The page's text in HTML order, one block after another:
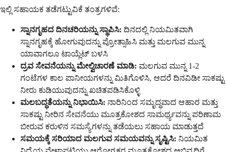
ಇಲ್ಲಿ ಸಹಾಯಕ ತಡೆಗಟ್ಟುವಿಕೆ ತಂತ್ರಗಳಿವೆ:
ಸ್ನಾನಗೃಹದ ದಿನಚರಿಯನ್ನು ಸ್ಥಾಪಿಸಿ: ದಿನದಲ್ಲಿ ನಿಯಮಿತವಾಗಿ
ಸ್ನಾನಗೃಹಕ್ಕೆ ಹೋಗುವುದನ್ನು ಪ್ರೋತ್ಸಾಹಿಸಿ ಮತ್ತು ಮಲಗುವ ಮುನ್ನ
ಯಾವಾಗಲೂ ಟಾಯ್ಲೆಟ್ ಬಳಸಿ
ದ್ರವ ಸೇವನೆಯನ್ನು ಮೇಲ್ವಿಚಾರಣೆ ಮಾಡಿ: ಮಲಗುವ ಮುನ್ನ 1-2
ಗಂಟೆಗಳ ಕಾಲ ಪಾನೀಯಗಳನ್ನು ಮಿತಿಗೊಳಿಸಿ, ಆದರೆ ದಿನವಿಡೀ ಸಾಕಷ್ಟು
ನೀರು ಕುಡಿಯುವುದನ್ನು ಖಚಿತಪಡಿಸಿಕೊಳ್ಳಿ
ಮಲಬದ್ಧತೆಯನ್ನು ನಿಭಾಯಿಸಿ: ನಾರಿನಿಂದ ಸಮೃದ್ಧವಾದ ಆಹಾರ ಮತ್ತು
ಸಾಕಷ್ಟು ನೀರಿನ ಸೇವನೆಯು ಮೂತ್ರಕೋಶದ ಸಾಮರ್ಥ್ಯವನ್ನು ಪರಿಣಾಮ
ಬೀರುವ ಕರುಳಿನ ಸಮಸ್ಯೆಗಳನ್ನು ತಡೆಯಲು ಸಹಾಯ ಮಾಡುತ್ತದೆ
ಸಮಯಕ್ಕೆ ಸರಿಯಾದ ಮಲಗುವ ಸಮಯವನ್ನು ಸೃಷ್ಟಿಸಿ: ನಿಯಮಿತ